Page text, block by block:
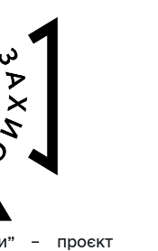
– проєкт